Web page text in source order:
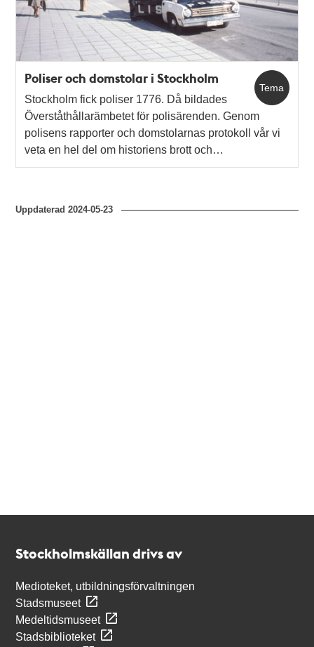
Tema
Poliser och domstolar i Stockholm
Stockholm fick poliser 1776. Då bildades
Överståthållarämbetet för polisärenden. Genom
polisens rapporter och domstolarnas protokoll vår vi
veta en hel del om historiens brott och…
Uppdaterad2024-05-23
Stockholmskällan drivs av
Medioteket, utbildningsförvaltningen
Stadsmuseet
Medeltidsmuseet
Stadsbiblioteket